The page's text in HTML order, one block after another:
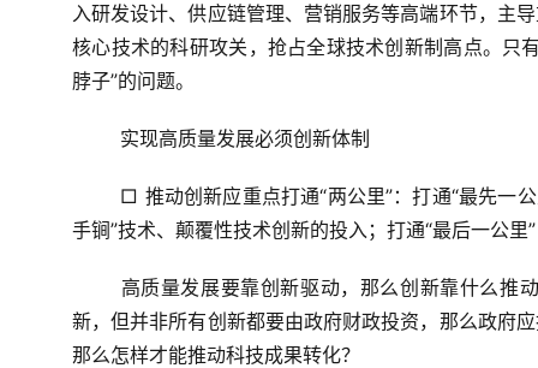
入研发设计、供应链管理、营销服务等高端环节，主
核心技术的科研攻关，抢占全球技术创新制高点。只
脖子”的问题。
实现高质量发展必须创新体制
□ 推动创新应重点打通“两公里”：打通“最先一
手锏”技术、颠覆性技术创新的投入；打通“最后一公
高质量发展要靠创新驱动，那么创新靠什么推
新，但并非所有创新都要由政府财政投资，那么政府
那么怎样才能推动科技成果转化？